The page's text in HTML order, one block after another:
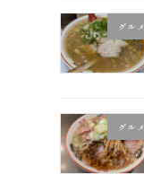
グルメ
グルメ